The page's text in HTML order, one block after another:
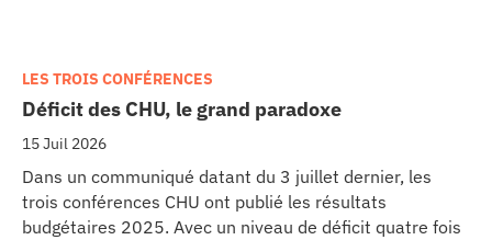
Déficit des CHU, le grand paradoxe
15 Juil 2026
LES TROIS CONFÉRENCES
Dans un communiqué datant du 3 juillet dernier, les
trois conférences CHU ont publié les résultats
budgétaires 2025. Avec un niveau de déficit quatre fois